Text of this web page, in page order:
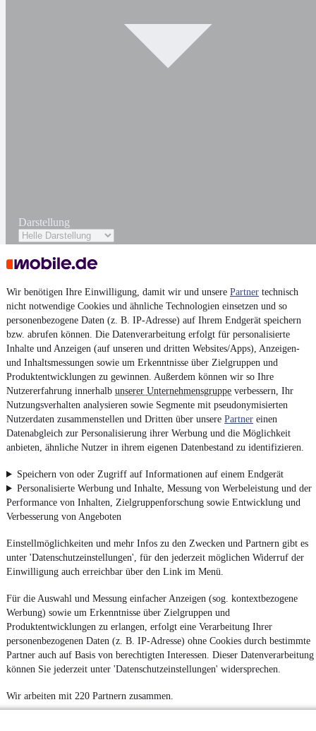
Wir benötigen Ihre Einwilligung, damit wir und unsere Partner technisch
nicht notwendige Cookies und ähnliche Technologien einsetzen und so
personenbezogene Daten (z. B. IP-Adresse) auf Ihrem Endgerät speichern
bzw. abrufen können. Die Datenverarbeitung erfolgt für personalisierte
Inhalte und Anzeigen (auf unseren und dritten Websites/Apps), Anzeigen-
und Inhaltsmessungen sowie um Erkenntnisse über Zielgruppen und
Produktentwicklungen zu gewinnen. Außerdem können wir so Ihre
Nutzererfahrung innerhalb unserer Unternehmensgruppe verbessern, Ihr
Nutzungsverhalten analysieren sowie Segmente mit pseudonymisierten
Nutzerdaten zusammenstellen und Dritten über unsere Partner einen
Datenabgleich zur Personalisierung ihrer Werbung und die Möglichkeit
anbieten, ähnliche Nutzer in ihrem eigenen Datenbestand zu identifizieren.
Speichern von oder Zugriff auf Informationen auf einem Endgerät
Personalisierte Werbung und Inhalte, Messung von Werbeleistung und der
Performance von Inhalten, Zielgruppenforschung sowie Entwicklung und
Verbesserung von Angeboten
Einstellmöglichkeiten und mehr Infos zu den Zwecken und Partnern gibt es
unter 'Datenschutzeinstellungen', für den jederzeit möglichen Widerruf der
Einwilligung auch erreichbar über den Link im Menü.
Für die Auswahl und Messung einfacher Anzeigen (sog. kontextbezogene
Werbung) sowie um Erkenntnisse über Zielgruppen und
Produktentwicklungen zu erlangen, erfolgt eine Verarbeitung Ihrer
personenbezogenen Daten (z. B. IP-Adresse) ohne Cookies durch bestimmte
Partner auch auf Basis von berechtigten Interessen. Dieser Datenverarbeitung
können Sie jederzeit unter 'Datenschutzeinstellungen' widersprechen.
Wir arbeiten mit 220 Partnern zusammen.
Darstellung